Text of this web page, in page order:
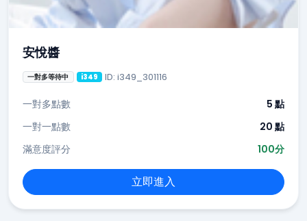
安悅醬
一對多等待中 i349 ID: i349_301116
一對多點數
5 點
一對一點數
20 點
滿意度評分
100分
立即進入